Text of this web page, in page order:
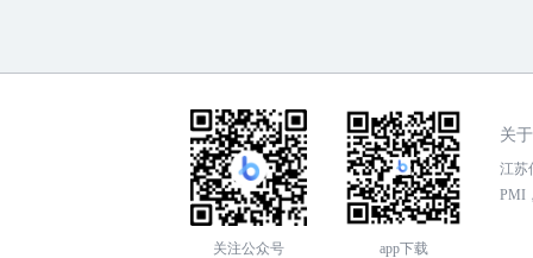
关注公众号 app下载
关
江苏
PMI